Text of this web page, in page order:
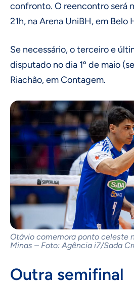
confronto. O reencontro será
21h, na Arena UniBH, em Belo
Se necessário, o terceiro e
disputado no dia 1º de maio
Riachão, em Contagem.
Otávio comemora ponto celeste
Minas – Foto: Agência i7/Sada
Outra semifinal